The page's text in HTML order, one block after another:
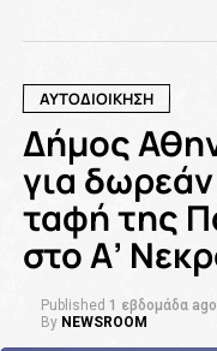
ΑΥΤΟΔΙΟΙΚΗΣΗ
Δήμος
για
ταφή της
στο Α’
Published 1 εβδομάδα ago
By NEWSROOM